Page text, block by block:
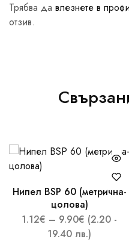
Трябва да влезнете в
отзив.
Нипел BSP 60 (метрична-
цолова)
1.12€ – 9.90€ (2.20 -
19.40 лв.)